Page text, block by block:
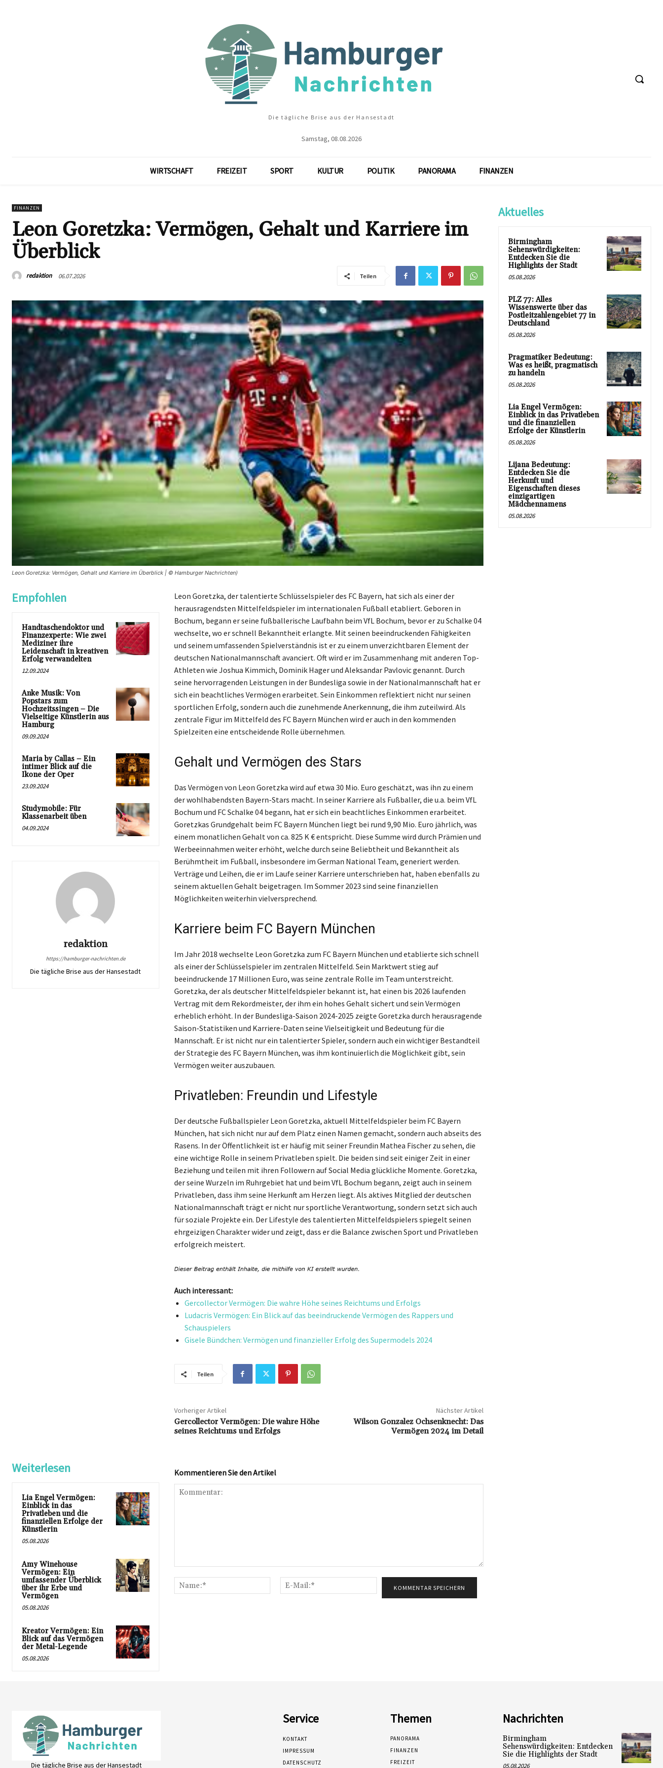
Die tägliche Brise aus der Hansestadt
Samstag, 08.08.2026
WIRTSCHAFT FREIZEIT SPORT KULTUR POLITIK PANORAMA FINANZEN
FINANZEN
Leon Goretzka: Vermögen, Gehalt und Karriere im
Überblick
redaktion 06.07.2026 Teilen
Leon Goretzka: Vermögen, Gehalt und Karriere im Überblick | © Hamburger Nachrichten)
Empfohlen
Handtaschendoktor und
Finanzexperte: Wie zwei
Mediziner ihre
Leidenschaft in kreativen
Erfolg verwandelten
12.09.2024
Anke Musik: Von
Popstars zum
Hochzeitssingen – Die
Vielseitige Künstlerin aus
Hamburg
09.09.2024
Maria by Callas – Ein
intimer Blick auf die
Ikone der Oper
23.09.2024
Studymobile: Für
Klassenarbeit üben
04.09.2024
redaktion
https://hamburger-nachrichten.de
Die tägliche Brise aus der Hansestadt
Leon Goretzka, der talentierte Schlüsselspieler des FC Bayern, hat sich als einer der
herausragendsten Mittelfeldspieler im internationalen Fußball etabliert. Geboren in
Bochum, begann er seine fußballerische Laufbahn beim VfL Bochum, bevor er zu Schalke 04
wechselte, wo er schnell Bekanntheit erlangte. Mit seinen beeindruckenden Fähigkeiten
und seinem umfassenden Spielverständnis ist er zu einem unverzichtbaren Element der
deutschen Nationalmannschaft avanciert. Oft wird er im Zusammenhang mit anderen Top-
Athleten wie Joshua Kimmich, Dominik Hager und Aleksandar Pavlovic genannt. Durch
seine hervorragenden Leistungen in der Bundesliga sowie in der Nationalmannschaft hat er
sich ein beachtliches Vermögen erarbeitet. Sein Einkommen reflektiert nicht nur seinen
sportlichen Erfolg, sondern auch die zunehmende Anerkennung, die ihm zuteilwird. Als
zentrale Figur im Mittelfeld des FC Bayern München wird er auch in den kommenden
Spielzeiten eine entscheidende Rolle übernehmen.
Gehalt und Vermögen des Stars
Das Vermögen von Leon Goretzka wird auf etwa 30 Mio. Euro geschätzt, was ihn zu einem
der wohlhabendsten Bayern-Stars macht. In seiner Karriere als Fußballer, die u.a. beim VfL
Bochum und FC Schalke 04 begann, hat er sich ein beachtliches Einkommen erarbeitet.
Goretzkas Grundgehalt beim FC Bayern München liegt bei rund 9,90 Mio. Euro jährlich, was
einem monatlichen Gehalt von ca. 825 K € entspricht. Diese Summe wird durch Prämien und
Werbeeinnahmen weiter erhöht, welche durch seine Beliebtheit und Bekanntheit als
Berühmtheit im Fußball, insbesondere im German National Team, generiert werden.
Verträge und Leihen, die er im Laufe seiner Karriere unterschrieben hat, haben ebenfalls zu
seinem aktuellen Gehalt beigetragen. Im Sommer 2023 sind seine finanziellen
Möglichkeiten weiterhin vielversprechend.
Karriere beim FC Bayern München
Im Jahr 2018 wechselte Leon Goretzka zum FC Bayern München und etablierte sich schnell
als einer der Schlüsselspieler im zentralen Mittelfeld. Sein Marktwert stieg auf
beeindruckende 17 Millionen Euro, was seine zentrale Rolle im Team unterstreicht.
Goretzka, der als deutscher Mittelfeldspieler bekannt ist, hat einen bis 2026 laufenden
Vertrag mit dem Rekordmeister, der ihm ein hohes Gehalt sichert und sein Vermögen
erheblich erhöht. In der Bundesliga-Saison 2024-2025 zeigte Goretzka durch herausragende
Saison-Statistiken und Karriere-Daten seine Vielseitigkeit und Bedeutung für die
Mannschaft. Er ist nicht nur ein talentierter Spieler, sondern auch ein wichtiger Bestandteil
der Strategie des FC Bayern München, was ihm kontinuierlich die Möglichkeit gibt, sein
Vermögen weiter auszubauen.
Privatleben: Freundin und Lifestyle
Der deutsche Fußballspieler Leon Goretzka, aktuell Mittelfeldspieler beim FC Bayern
München, hat sich nicht nur auf dem Platz einen Namen gemacht, sondern auch abseits des
Rasens. In der Öffentlichkeit ist er häufig mit seiner Freundin Mathea Fischer zu sehen, die
eine wichtige Rolle in seinem Privatleben spielt. Die beiden sind seit einiger Zeit in einer
Beziehung und teilen mit ihren Followern auf Social Media glückliche Momente. Goretzka,
der seine Wurzeln im Ruhrgebiet hat und beim VfL Bochum begann, zeigt auch in seinem
Privatleben, dass ihm seine Herkunft am Herzen liegt. Als aktives Mitglied der deutschen
Nationalmannschaft trägt er nicht nur sportliche Verantwortung, sondern setzt sich auch
für soziale Projekte ein. Der Lifestyle des talentierten Mittelfeldspielers spiegelt seinen
ehrgeizigen Charakter wider und zeigt, dass er die Balance zwischen Sport und Privatleben
erfolgreich meistert.
Auch interessant:
Gercollector Vermögen: Die wahre Höhe seines Reichtums und Erfolgs
Ludacris Vermögen: Ein Blick auf das beeindruckende Vermögen des Rappers und
Schauspielers
Gisele Bündchen: Vermögen und finanzieller Erfolg des Supermodels 2024
Teilen
Vorheriger Artikel
Gercollector Vermögen: Die wahre Höhe
seines Reichtums und Erfolgs
Nächster Artikel
Wilson Gonzalez Ochsenknecht: Das
Vermögen 2024 im Detail
Weiterlesen
Lia Engel Vermögen:
Einblick in das
Privatleben und die
finanziellen Erfolge der
Künstlerin
05.08.2026
Amy Winehouse
Vermögen: Ein
umfassender Überblick
über ihr Erbe und
Vermögen
05.08.2026
Kreator Vermögen: Ein
Blick auf das Vermögen
der Metal-Legende
05.08.2026
Kommentieren Sie den Artikel
Name:*
Mail:*
Aktuelles
Birmingham
Sehenswürdigkeiten:
Entdecken Sie die
Highlights der Stadt
05.08.2026
PLZ 77: Alles
Wissenswerte über das
Postleitzahlengebiet 77 in
Deutschland
05.08.2026
Pragmatiker Bedeutung:
Was es heißt, pragmatisch
zu handeln
05.08.2026
Lia Engel Vermögen:
Einblick in das Privatleben
und die finanziellen
Erfolge der Künstlerin
05.08.2026
Lijana Bedeutung:
Entdecken Sie die
Herkunft und
Eigenschaften dieses
einzigartigen
Mädchennamens
05.08.2026
Die tägliche Brise aus der Hansestadt
Service
KONTAKT
IMPRESSUM
DATENSCHUTZ
Themen
PANORAMA
FINANZEN
FREIZEIT
Nachrichten
Birmingham
Sehenswürdigkeiten: Entdecken
Sie die Highlights der Stadt
05.08.2026